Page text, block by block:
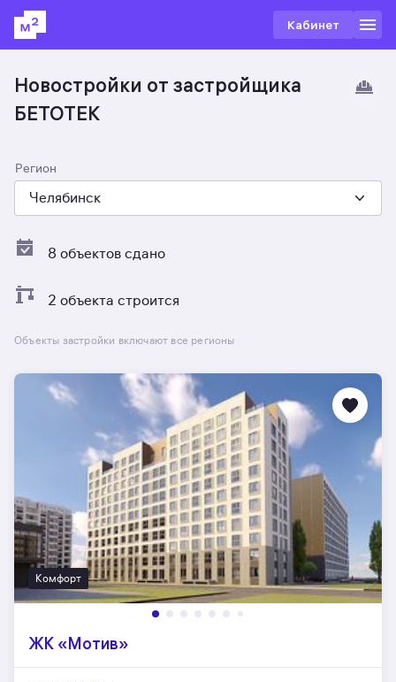
Кабинет
Новостройки от застройщика
БЕТОТЕК
Регион
Челябинск
8 объектов сдано
2 объекта строится
Объекты застройки включают все регионы
Комфорт
ЖК «Мотив»